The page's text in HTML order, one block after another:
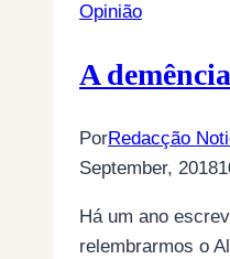
Opinião
A
PorRedacção
September, 2018
Há um ano
relembrarmos o